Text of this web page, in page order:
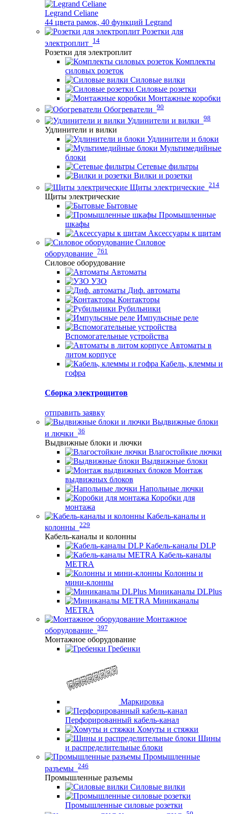
Legrand Celiane
44 цвета рамок, 40 функций Legrand
Розетки для
электроплит 14
Розетки для электроплит
Комплекты
силовых розеток
Силовые вилки
Силовые розетки
Монтажные коробки
Обогреватели 90
Удлинители и вилки 98
Удлинители и вилки
Удлинители и блоки
Мультимедийные
блоки
Сетевые фильтры
Вилки и розетки
Щиты электрические 214
Щиты электрические
Бытовые
Промышленные
шкафы
Аксессуары к щитам
Силовое
оборудование 761
Силовое оборудование
Автоматы
УЗО
Диф. автоматы
Контакторы
Рубильники
Импульсные реле
Вспомогательные устройства
Автоматы в
литом корпусе
Кабель, клеммы и
гофра
Сборка электрощитов
отправить заявку
Выдвижные блоки
и лючки 36
Выдвижные блоки и лючки
Влагостойкие лючки
Выдвижные блоки
Монтаж
выдвижных блоков
Напольные лючки
Коробки для
монтажа
Кабель-каналы и
колонны 229
Кабель-каналы и колонны
Кабель-каналы DLP
Кабель-каналы
METRA
Колонны и
мини-клонны
Миниканалы DLPlus
Миниканалы
METRA
Монтажное
оборудование 397
Монтажное оборудование
Гребенки
Маркировка
Перфорированный кабель-канал
Хомуты и стяжки
Шины
и распределительные блоки
Промышленные
разъемы 246
Промышленные разъемы
Силовые вилки
Промышленные силовые розетки